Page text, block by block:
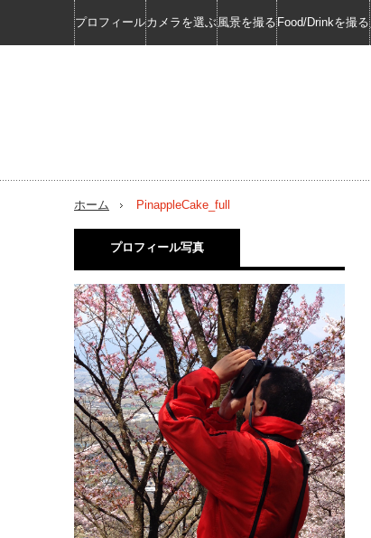
プロフィールカメラを選ぶ風景を撮る Food/Drinkを撮る
ホーム PinappleCake_full
プロフィール写真